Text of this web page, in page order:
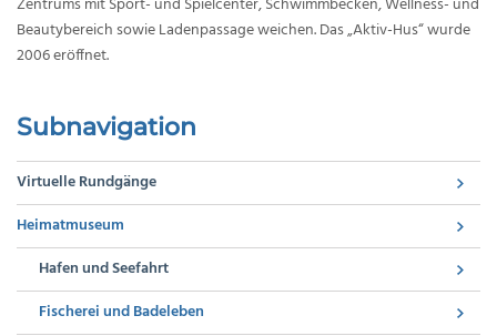
Beautybereich sowie Ladenpassage weichen. Das „Aktiv-Hus“ wurde
2006 eröffnet.
Subnavigation
Virtuelle Rundgänge
Heimatmuseum
Hafen und Seefahrt
Fischerei und Badeleben